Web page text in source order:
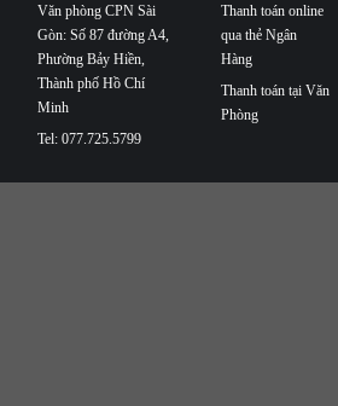
Văn phòng CPN Sài
Gòn: Số 87 đường A4,
Phường Bảy Hiền,
Thành phố Hồ Chí
Minh
Tel: 077.725.5799
Thanh toán online
qua thẻ Ngân
Hàng
Thanh toán tại Văn
Phòng